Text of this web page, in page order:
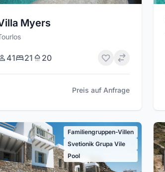
Myers
41 21 20
Preis auf Anfrage
Familiengruppen-Villen
Svetionik Grupa Vile
Pool